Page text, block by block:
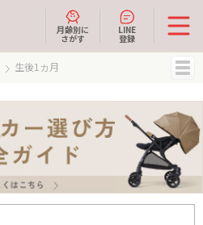
月齢別に
さがす
LINE
登録
生後1ヵ月